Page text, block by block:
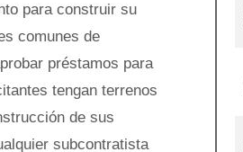
para construir su
comunes de
préstamos para
tengan terrenos
de sus
subcontratista